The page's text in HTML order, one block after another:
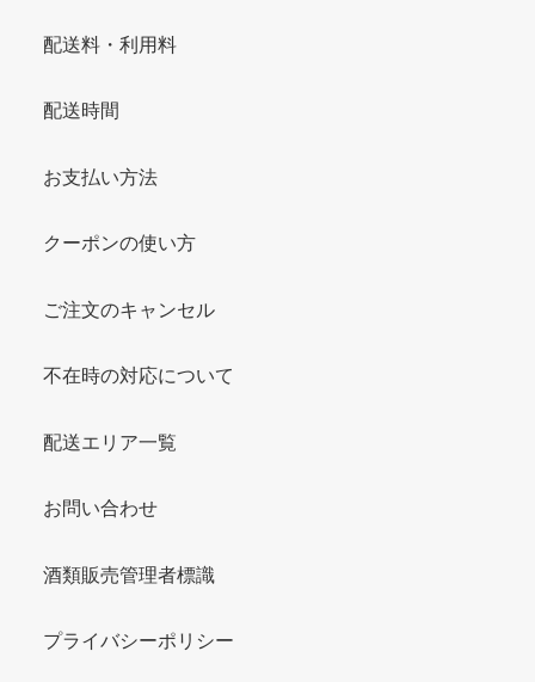
配送料・利用料
配送時間
お支払い方法
クーポンの使い方
ご注文のキャンセル
不在時の対応について
配送エリア一覧
お問い合わせ
酒類販売管理者標識
プライバシーポリシー